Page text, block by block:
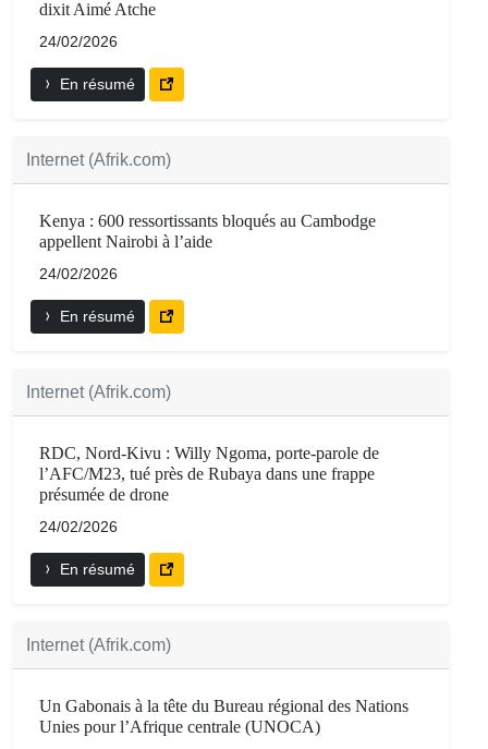
dixit Aimé Atche
24/02/2026
En résumé
Internet (Afrik.com)
Kenya : 600 ressortissants bloqués au Cambodge
appellent Nairobi à l’aide
24/02/2026
En résumé
Internet (Afrik.com)
RDC, Nord-Kivu : Willy Ngoma, porte-parole de
l’AFC/M23, tué près de Rubaya dans une frappe
présumée de drone
24/02/2026
En résumé
Internet (Afrik.com)
Un Gabonais à la tête du Bureau régional des Nations
Unies pour l’Afrique centrale (UNOCA)